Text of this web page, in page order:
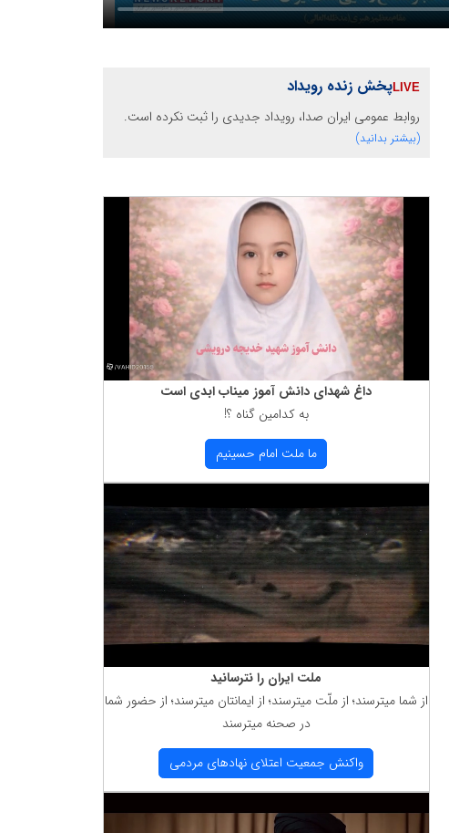
پخش زنده رویداد
روابط عمومی ایران صدا، رویداد جدیدی را ثبت نکرده است.
(بیشتر بدانید)
داغ شهدای دانش آموز میناب ابدی است
به كدامین گناه ؟!
ما ملت امام حسینیم
ملت ایران را نترسانید
از شما میترسند؛ از ملّت میترسند؛ از ایمانتان میترسند؛ از حضور شما
در صحنه میترسند
واكنش جمعیت اعتلای نهادهای مردمی